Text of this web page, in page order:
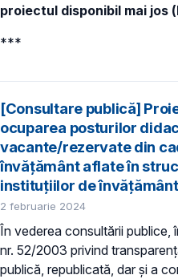
proiectul disponibil mai jos
***
[Consultare publică]
ocuparea posturilor
vacante/rezervate din
învăţământ aflate în
instituţiilor de
2 februarie 2024
În vederea consultării publice,
nr. 52/2003 privind
publică, republicată, dar și a